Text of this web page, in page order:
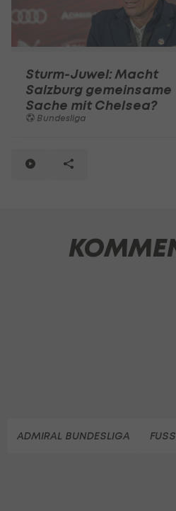
Sturm-Juwel: Macht
Salzburg gemeinsame
Sache mit Chelsea?
Bundesliga
ADMIRAL BUNDESLIGA